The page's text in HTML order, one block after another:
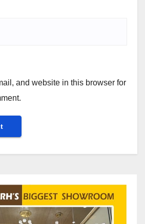
and website in this browser for